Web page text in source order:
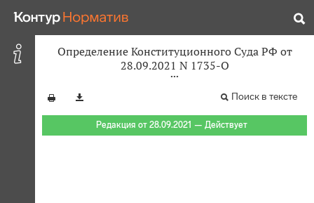
Определение Конституционного Суда РФ от
28.09.2021 N 1735-О
Поиск в тексте
Редакция от 28.09.2021 — Действует